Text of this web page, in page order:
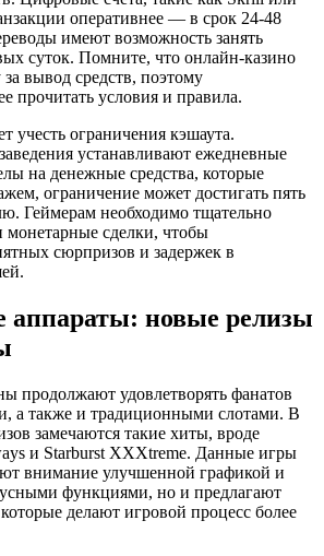
оперативнее — в срок 24-48
имеют возможность занять
суток. Помните, что онлайн-казино
вывод средств, поэтому
прочитать условия и правила.
учесть ограничения кэшаута.
устанавливают ежедневные
на денежные средства, которые
ограничение может достигать пять
Геймерам необходимо тщательно
монетарные сделки, чтобы
сюрпризов и задержек в
аппараты: новые релизы
удовлетворять фанатов
а также и традиционными слотами. В
замечаются такие хиты, вроде
и Starburst XXXtreme. Данные игры
внимание улучшенной графикой и
функциями, но и предлагают
делают игровой процесс более